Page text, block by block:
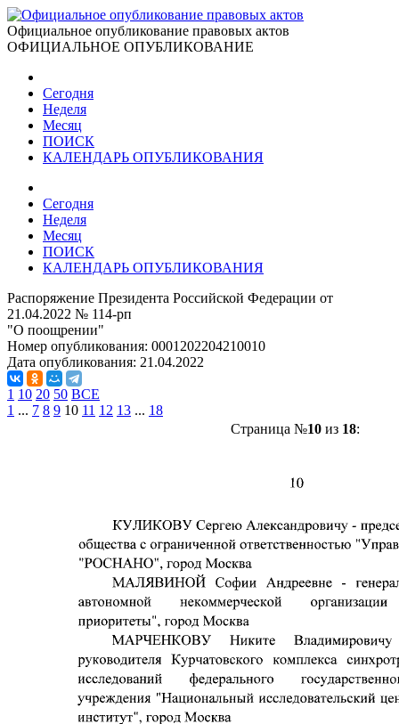
Официальное опубликование правовых актов
ОФИЦИАЛЬНОЕ ОПУБЛИКОВАНИЕ
Сегодня
Неделя
Месяц
ПОИСК
КАЛЕНДАРЬ ОПУБЛИКОВАНИЯ
Сегодня
Неделя
Месяц
ПОИСК
КАЛЕНДАРЬ ОПУБЛИКОВАНИЯ
Распоряжение Президента Российской Федерации от
21.04.2022 № 114-рп
"О поощрении"
Номер опубликования: 0001202204210010
Дата опубликования: 21.04.2022
1 10 20 50 ВСЕ
1 ... 7 8 9 10 11 12 13 ... 18
Страница №10из 18: